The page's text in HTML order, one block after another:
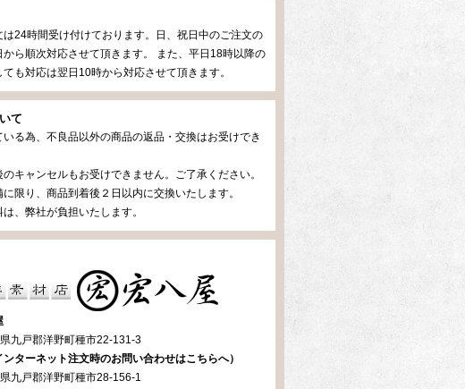
は24時間受け付けております。日、祝日中のご注文の
ら順次対応させて頂きます。 また、平日18時以降の
も対応は翌日10時から対応させて頂きます。
て
る為、不良品以外の商品の返品・交換はお受けでき
キャンセルもお受けできません。ご了承ください。
限り、商品到着後２日以内に交換いたします。
、弊社が負担いたします。
九戸郡洋野町種市22-131-3
ターネット注文時のお問い合わせはこちらへ）
九戸郡洋野町種市28-156-1